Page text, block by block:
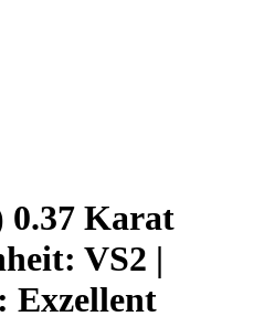
Karat
VS2 |
Exzellent